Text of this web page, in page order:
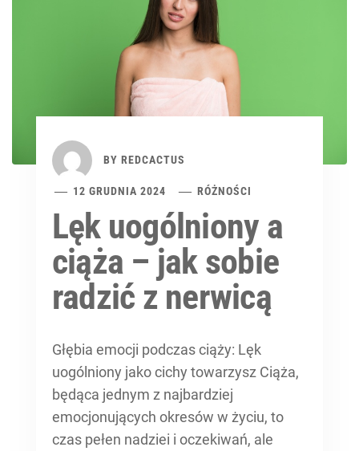
BY REDCACTUS
12 GRUDNIA 2024 RÓŻNOŚCI
Lęk uogólniony a
ciąża – jak sobie
radzić z nerwicą
Głębia emocji podczas ciąży: Lęk
uogólniony jako cichy towarzysz Ciąża,
będąca jednym z najbardziej
emocjonujących okresów w życiu, to
czas pełen nadziei i oczekiwań, ale